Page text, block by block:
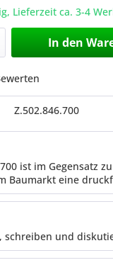
Lieferzeit ca. 3-4
In den
Z.502.846.700
ist im Gegensatz
Baumarkt eine
schreiben und